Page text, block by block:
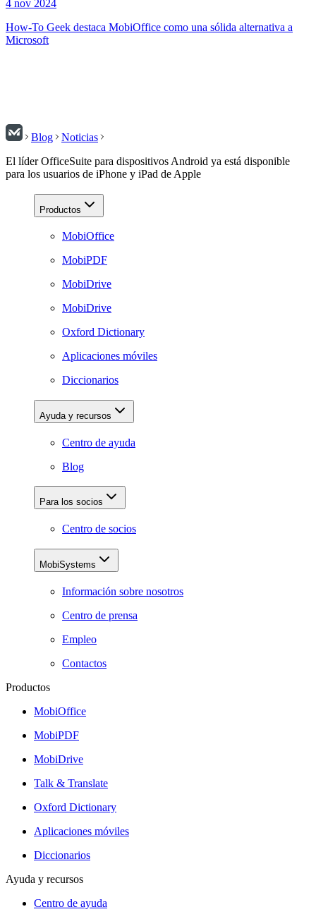
4 nov 2024
How-To Geek destaca MobiOffice como una sólida alternativa a
Microsoft
Blog
Noticias
El líder OfficeSuite para dispositivos Android ya está disponible
para los usuarios de iPhone y iPad de Apple
Productos
MobiOffice
MobiPDF
MobiDrive
MobiDrive
Oxford Dictionary
Aplicaciones móviles
Diccionarios
Ayuda y recursos
Centro de ayuda
Blog
Para los socios
Centro de socios
MobiSystems
Información sobre nosotros
Centro de prensa
Empleo
Contactos
Productos
MobiOffice
MobiPDF
MobiDrive
Talk & Translate
Oxford Dictionary
Aplicaciones móviles
Diccionarios
Ayuda y recursos
Centro de ayuda